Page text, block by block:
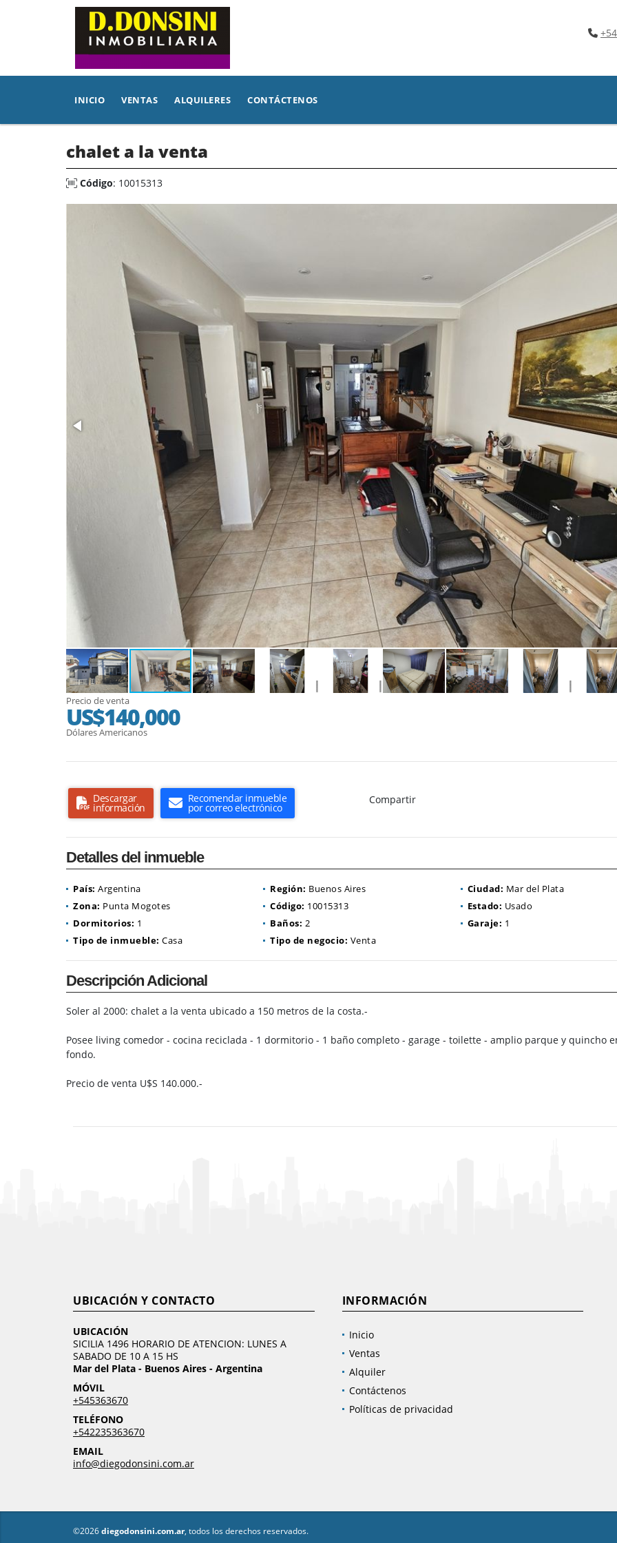
INICIO VENTAS ALQUILERES CONTÁCTENOS
chalet a la venta
Código: 10015313
Precio de venta
US$140,000
Dólares Americanos
Descargar
información
Recomendar inmueble
por correo electrónico
Compartir
Detalles del inmueble
País: Argentina Región: Buenos Aires Ciudad: Mar del Plata
Zona: Punta Mogotes Código: 10015313 Estado: Usado
Dormitorios: 1 Baños: 2 Garaje: 1
Tipo de inmueble: Casa Tipo de negocio: Venta
Descripción Adicional
Soler al 2000: chalet a la venta ubicado a 150 metros de la costa.-
Posee living comedor - cocina reciclada - 1 dormitorio - 1 baño completo - garage - toilette - amplio parque y quincho
fondo.
Precio de venta U$S 140.000.-
UBICACIÓN Y CONTACTO
UBICACIÓN
SICILIA 1496 HORARIO DE ATENCION: LUNES A
SABADO DE 10 A 15 HS
Mar del Plata - Buenos Aires - Argentina
MÓVIL
+545363670
TELÉFONO
+542235363670
EMAIL
info@diegodonsini.com.ar
INFORMACIÓN
Inicio
Ventas
Alquiler
Contáctenos
Políticas de privacidad
©2026diegodonsini.com.ar, todos los derechos reservados.